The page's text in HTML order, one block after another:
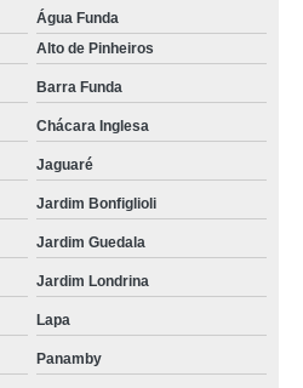
Água Funda
Alto de Pinheiros
Barra Funda
Chácara Inglesa
Jaguaré
Jardim Bonfiglioli
Jardim Guedala
Jardim Londrina
Lapa
Panamby